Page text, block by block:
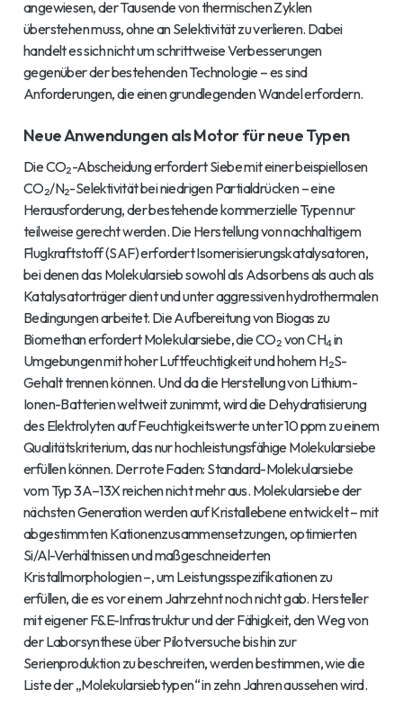
angewiesen, der Tausende von thermischen Zyklen
überstehen muss, ohne an Selektivität zu verlieren. Dabei
handelt es sich nicht um schrittweise Verbesserungen
gegenüber der bestehenden Technologie – es sind
Anforderungen, die einen grundlegenden Wandel erfordern.
Neue Anwendungen als Motor für neue Typen
Die CO₂-Abscheidung erfordert Siebe mit einer beispiellosen
CO₂/N₂-Selektivität bei niedrigen Partialdrücken – eine
Herausforderung, der bestehende kommerzielle Typen nur
teilweise gerecht werden. Die Herstellung von nachhaltigem
Flugkraftstoff (SAF) erfordert Isomerisierungskatalysatoren,
bei denen das Molekularsieb sowohl als Adsorbens als auch als
Katalysatorträger dient und unter aggressiven hydrothermalen
Bedingungen arbeitet. Die Aufbereitung von Biogas zu
Biomethan erfordert Molekularsiebe, die CO₂ von CH₄ in
Umgebungen mit hoher Luftfeuchtigkeit und hohem H₂S-
Gehalt trennen können. Und da die Herstellung von Lithium-
Ionen-Batterien weltweit zunimmt, wird die Dehydratisierung
des Elektrolyten auf Feuchtigkeitswerte unter 10 ppm zu einem
Qualitätskriterium, das nur hochleistungsfähige Molekularsiebe
erfüllen können. Der rote Faden: Standard-Molekularsiebe
vom Typ 3A–13X reichen nicht mehr aus. Molekularsiebe der
nächsten Generation werden auf Kristallebene entwickelt – mit
abgestimmten Kationenzusammensetzungen, optimierten
Si/Al-Verhältnissen und maßgeschneiderten
Kristallmorphologien –, um Leistungsspezifikationen zu
erfüllen, die es vor einem Jahrzehnt noch nicht gab. Hersteller
mit eigener F&E-Infrastruktur und der Fähigkeit, den Weg von
der Laborsynthese über Pilotversuche bis hin zur
Serienproduktion zu beschreiten, werden bestimmen, wie die
Liste der „Molekularsiebtypen“ in zehn Jahren aussehen wird.